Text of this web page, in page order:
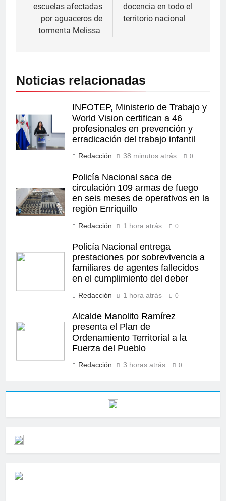
escuelas afectadas
por aguaceros de
tormenta Melissa
docencia en todo el
territorio nacional
Noticias relacionadas
INFOTEP, Ministerio de Trabajo y
World Vision certifican a 46
profesionales en prevención y
erradicación del trabajo infantil
Redacción 38 minutos atrás 0
Policía Nacional saca de
circulación 109 armas de fuego
en seis meses de operativos en la
región Enriquillo
Redacción 1 hora atrás 0
Policía Nacional entrega
prestaciones por sobrevivencia a
familiares de agentes fallecidos
en el cumplimiento del deber
Redacción 1 hora atrás 0
Alcalde Manolito Ramírez
presenta el Plan de
Ordenamiento Territorial a la
Fuerza del Pueblo
Redacción 3 horas atrás 0